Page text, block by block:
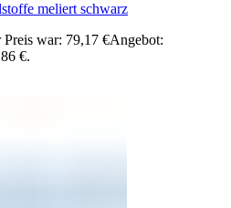
meliert schwarz
war: 79,17 €Angebot:
€.